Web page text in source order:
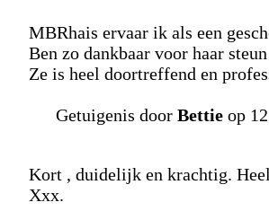
MBRhais ervaar ik als een
Ben zo dankbaar voor haar steun
Ze is heel doortreffend en
Getuigenis door Bettie op
Kort , duidelijk en krachtig.
Xxx.